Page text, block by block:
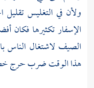
ولأن في التغليس تقليل
الإسفار تكثيرها فكان
الصيف لاشتغال الناس
هذا الوقت ضرب حرج